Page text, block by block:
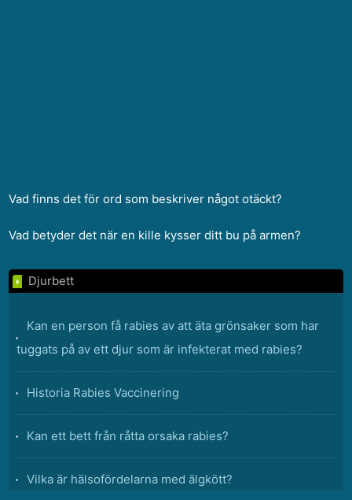
Vad finns det för ord som beskriver något otäckt?
Vad betyder det när en kille kysser ditt bu på armen?
Djurbett
Kan en person få rabies av att äta grönsaker som har
tuggats på av ett djur som är infekterat med rabies?
Historia Rabies Vaccinering
Kan ett bett från råtta orsaka rabies?
Vilka är hälsofördelarna med älgkött?